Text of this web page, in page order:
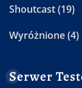
Shoutcast(19)
Wyróżnione(4)
Serwer